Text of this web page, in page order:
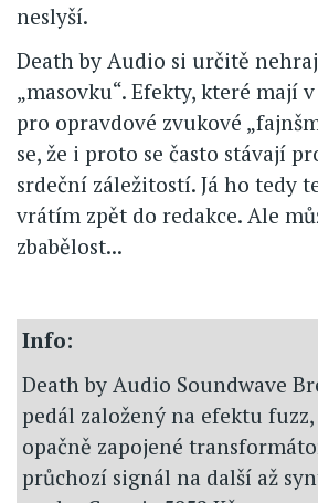
neslyší.
Death by Audio si určitě
„masovku“. Efekty, které mají
pro opravdové zvukové
se, že i proto se často stávají
srdeční záležitostí. Já ho tedy
vrátím zpět do redakce. Ale
zbabělost...
Info:
Death by Audio Soundwave
pedál založený na efektu
opačně zapojené
průchozí signál na další až